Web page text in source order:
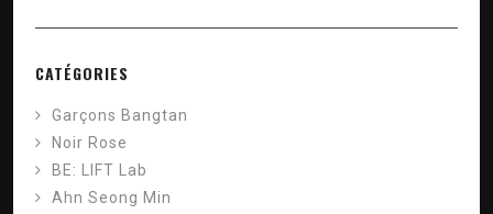
CATÉGORIES
Garçons Bangtan
Noir Rose
BE: LIFT Lab
Ahn Seong Min